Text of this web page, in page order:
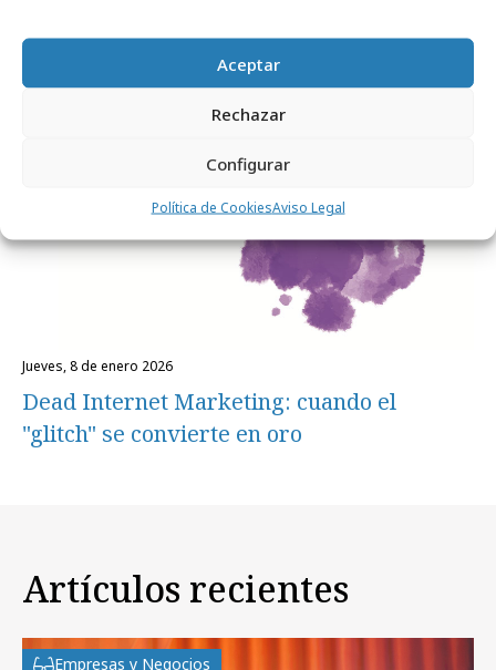
Aceptar
Rechazar
Configurar
Política de CookiesAviso Legal
jueves, 8 de enero 2026
Dead Internet Marketing: cuando el
"glitch" se convierte en oro
Artículos recientes
Empresas y Negocios